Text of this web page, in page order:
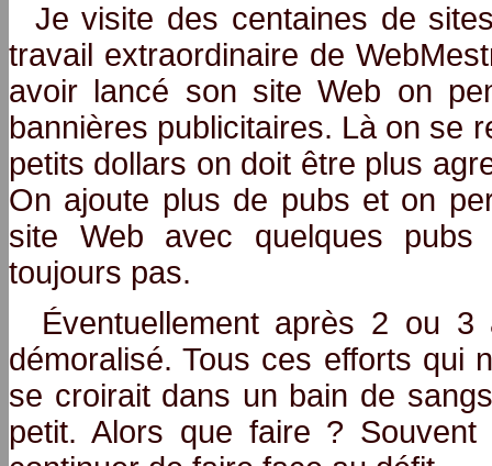
Je visite des centaines de
travail extraordinaire de
avoir lancé son site Web on
bannières publicitaires. Là on se
petits dollars on doit être plus
On ajoute plus de pubs et on
site Web avec quelques pubs
toujours pas.
Éventuellement après 2 ou 3
démoralisé. Tous ces efforts qui
se croirait dans un bain de
petit. Alors que faire ?